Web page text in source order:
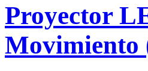
Proyector
Movimiento